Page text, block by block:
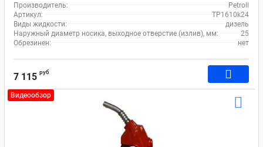
Производитель:
Petroll
Артикул:
TP1610k24
Виды жидкости:
дизель
Наружный диаметр носика, выходное отверстие (излив), мм:
25
Обрезинен:
нет
7 115 руб
Видеообзор